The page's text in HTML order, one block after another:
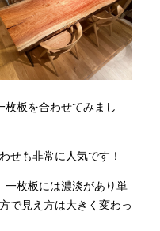
枚板を合わせてみまし
せも非常に人気です！
一枚板には濃淡があり単
で見え方は大きく変わっ